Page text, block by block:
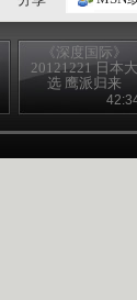
《深度国际》
20121221 日本大
选 鹰派归来